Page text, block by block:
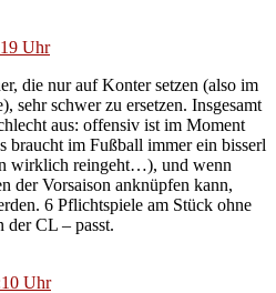
Uhr
die nur auf Konter setzen (also im
sehr schwer zu ersetzen. Insgesamt
aus: offensiv ist im Moment
braucht im Fußball immer ein bisserl
wirklich reingeht…), und wenn
der Vorsaison anknüpfen kann,
6 Pflichtspiele am Stück ohne
der CL – passt.
Uhr